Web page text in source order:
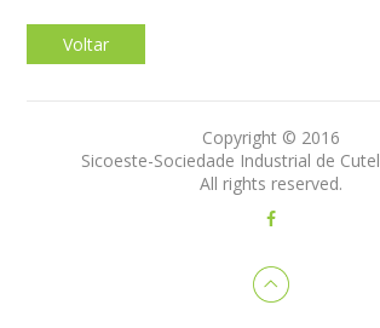
Voltar
Copyright © 2016
Sicoeste-Sociedade Industrial de
All rights reserved.